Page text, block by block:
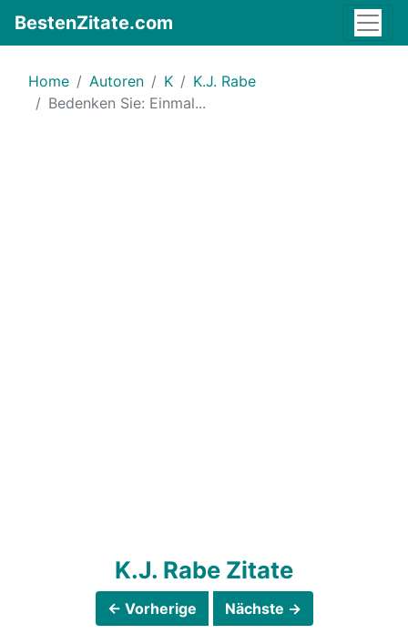
BestenZitate.com
Home Autoren K
K.J. Rabe
Bedenken Sie: Einmal...
K.J. Rabe Zitate
← Vorherige Nächste →